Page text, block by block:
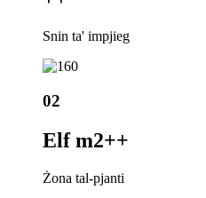
Snin ta' impjieg
02
Elf m2++
Żona tal-pjanti